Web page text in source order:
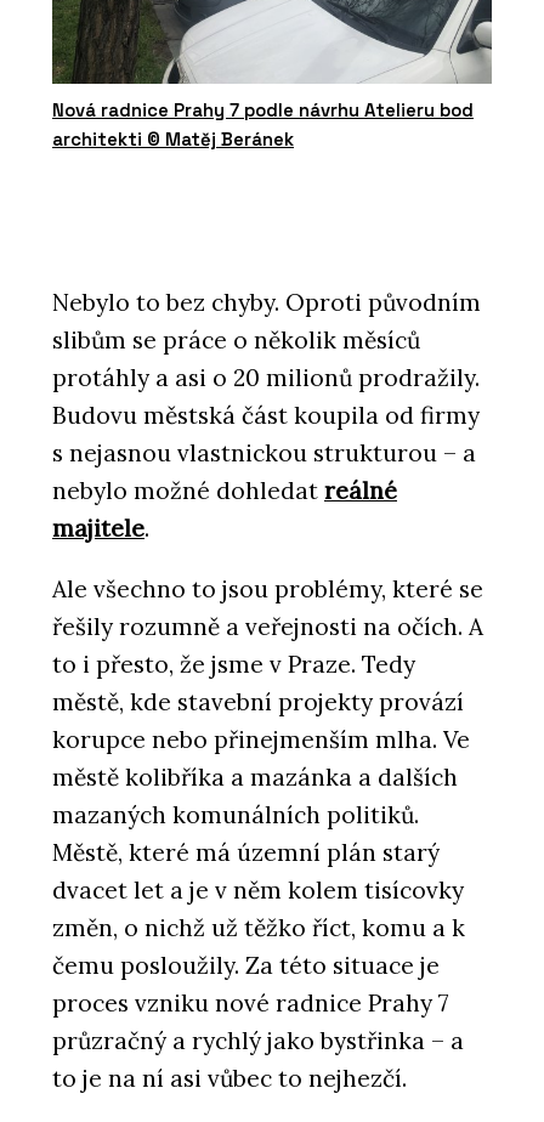
Nová radnice Prahy 7 podle návrhu Atelieru bod
architekti © Matěj Beránek
Nebylo to bez chyby. Oproti původním
slibům se práce o několik měsíců
protáhly a asi o 20 milionů prodražily.
Budovu městská část koupila od firmy
s nejasnou vlastnickou strukturou – a
nebylo možné dohledat reálné
majitele.
Ale všechno to jsou problémy, které se
řešily rozumně a veřejnosti na očích. A
to i přesto, že jsme v Praze. Tedy
městě, kde stavební projekty provází
korupce nebo přinejmenším mlha. Ve
městě kolibříka a mazánka a dalších
mazaných komunálních politiků.
Městě, které má územní plán starý
dvacet let a je v něm kolem tisícovky
změn, o nichž už těžko říct, komu a k
čemu posloužily. Za této situace je
proces vzniku nové radnice Prahy 7
průzračný a rychlý jako bystřinka – a
to je na ní asi vůbec to nejhezčí.